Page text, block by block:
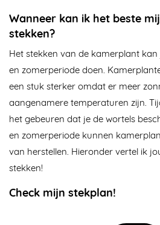
Wanneer kan ik het beste
stekken?
Het stekken van de kamerplant
en zomerperiode doen.
een stuk sterker omdat er meer
aangenamere temperaturen zijn.
het gebeuren dat je de wortels
en zomerperiode kunnen
van herstellen. Hieronder vertel ik
stekken!
Check mijn stekplan!